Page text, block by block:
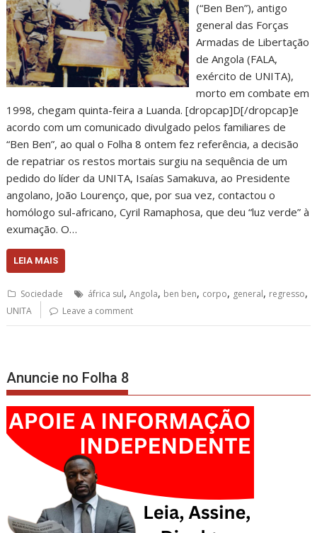
(“Ben Ben”), antigo
general das Forças
Armadas de Libertação
de Angola (FALA,
exército de UNITA),
morto em combate em
1998, chegam quinta-feira a Luanda. [dropcap]D[/dropcap]e
acordo com um comunicado divulgado pelos familiares de
“Ben Ben”, ao qual o Folha 8 ontem fez referência, a decisão
de repatriar os restos mortais surgiu na sequência de um
pedido do líder da UNITA, Isaías Samakuva, ao Presidente
angolano, João Lourenço, que, por sua vez, contactou o
homólogo sul-africano, Cyril Ramaphosa, que deu “luz verde” à
exumação. O…
LEIA MAIS
Sociedade áfrica sul,Angola, ben ben, corpo, general, regresso,
UNITA Leave a comment
Anuncie no Folha 8